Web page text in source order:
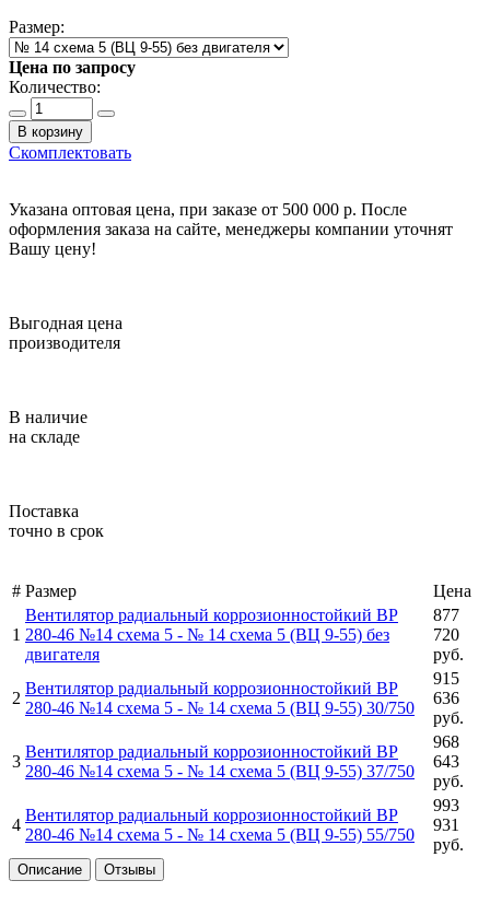
Размер:
Цена по запросу
Количество:
В корзину
Скомплектовать
Указана оптовая цена, при заказе от 500 000 р. После
оформления заказа на сайте, менеджеры компании уточнят
Вашу цену!
Выгодная цена
производителя
В наличие
на складе
Поставка
точно в срок
# Размер Цена
1
Вентилятор радиальный коррозионностойкий ВР
280-46 №14 схема 5 - № 14 схема 5 (ВЦ 9-55) без
двигателя
877
720
руб.
2
Вентилятор радиальный коррозионностойкий ВР
280-46 №14 схема 5 - № 14 схема 5 (ВЦ 9-55) 30/750
915
636
руб.
3
Вентилятор радиальный коррозионностойкий ВР
280-46 №14 схема 5 - № 14 схема 5 (ВЦ 9-55) 37/750
968
643
руб.
4
Вентилятор радиальный коррозионностойкий ВР
280-46 №14 схема 5 - № 14 схема 5 (ВЦ 9-55) 55/750
993
931
руб.
Описание Отзывы